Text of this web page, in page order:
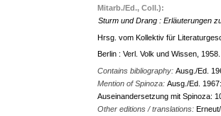
Mitarb./Ed., Coll.):
Sturm und Drang : Erläuterungen
Hrsg. vom Kollektiv für
Berlin : Verl. Volk und Wissen,
Contains bibliography:Ausg./Ed.
Mention of Spinoza:Ausg./Ed.
Auseinandersetzung mit Spinoza:
Other editions / translations: